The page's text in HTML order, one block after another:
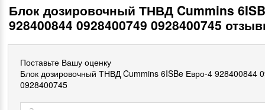
Блок дозировочный ТНВД Cummins
928400844 0928400749 0928400745
Поставьте Вашу оценку
Блок дозировочный ТНВД Cummins 6ISBe Евро-4 928400844
0928400745